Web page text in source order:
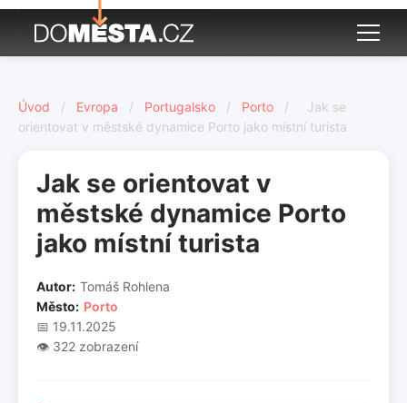
Úvod / Evropa / Portugalsko / Porto /
Jak se
orientovat v městské dynamice Porto jako místní turista
Jak se orientovat v
městské dynamice Porto
jako místní turista
Autor: Tomáš Rohlena
Město: Porto
📅 19.11.2025
👁️ 322 zobrazení